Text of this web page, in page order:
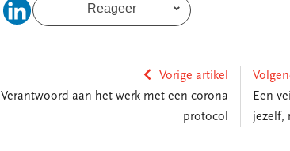
Reageer
Vorige artikel
Verantwoord aan het werk met een corona
protocol
Een
jezelf,